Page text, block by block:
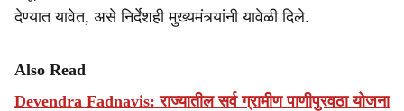
देण्यात यावेत, असे निर्देशही मुख्यमंत्र्यांनी यावेळी दिले.
Also Read
Devendra Fadnavis: राज्यातील सर्व ग्रामीण पाणीपुरवठा योजना